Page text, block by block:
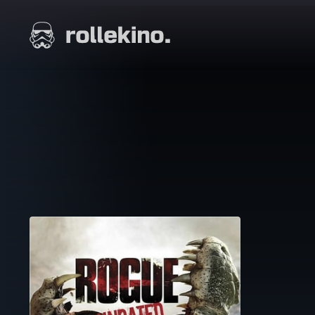
suoraan
sisältöön
Elokuvat ja elokuva-arviot | Rollekino.fi